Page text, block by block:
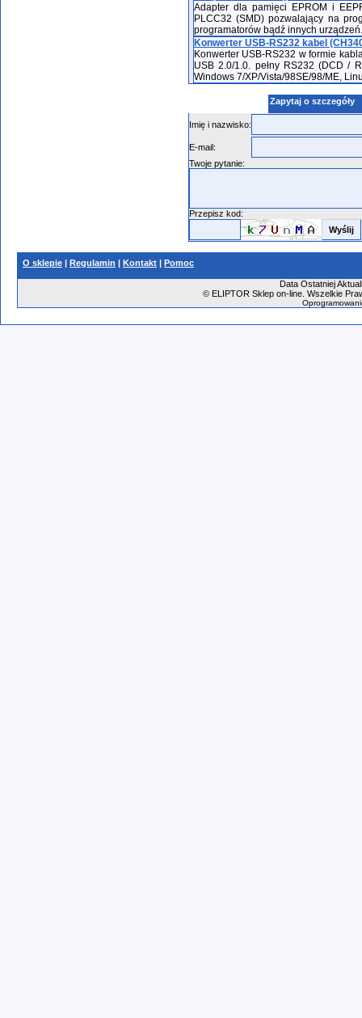
Adapter dla pamięci EPROM i
PLCC32 (SMD) pozwalający na
programatorów bądź innych urządzeń.
Konwerter USB-RS232 kabel
Konwerter USB-RS232 w formie
USB 2.0/1.0. pełny RS232 (DCD /
Windows 7/XP/Vista/98SE/98/ME,
Zapytaj o szczegóły
Imię i nazwisko:
E-mail:
Twoje pytanie:
Przepisz kod:
O sklepie | Regulamin | Kontakt | Pomoc
Data Ostatniej
©ELIPTOR Sklep on-line. Wszelkie